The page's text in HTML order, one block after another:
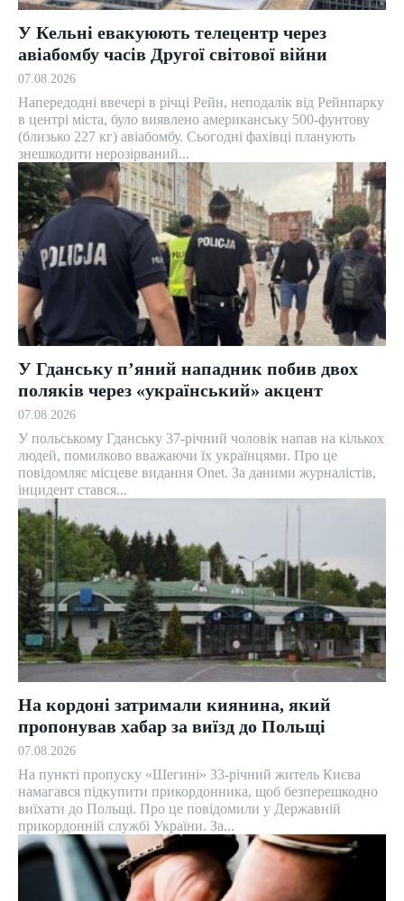
У Кельні евакуюють телецентр через
авіабомбу часів Другої світової війни
07.08.2026
Напередодні ввечері в річці Рейн, неподалік від Рейнпарку
в центрі міста, було виявлено американську 500-фунтову
(близько 227 кг) авіабомбу. Сьогодні фахівці планують
знешкодити нерозірваний...
У Гданську п’яний нападник побив двох
поляків через «український» акцент
07.08.2026
У польському Гданську 37-річний чоловік напав на кількох
людей, помилково вважаючи їх українцями. Про це
повідомляє місцеве видання Onet. За даними журналістів,
інцидент стався...
На кордоні затримали киянина, який
пропонував хабар за виїзд до Польщі
07.08.2026
На пункті пропуску «Шегині» 33-річний житель Києва
намагався підкупити прикордонника, щоб безперешкодно
виїхати до Польщі. Про це повідомили у Державній
прикордонній службі України. За...